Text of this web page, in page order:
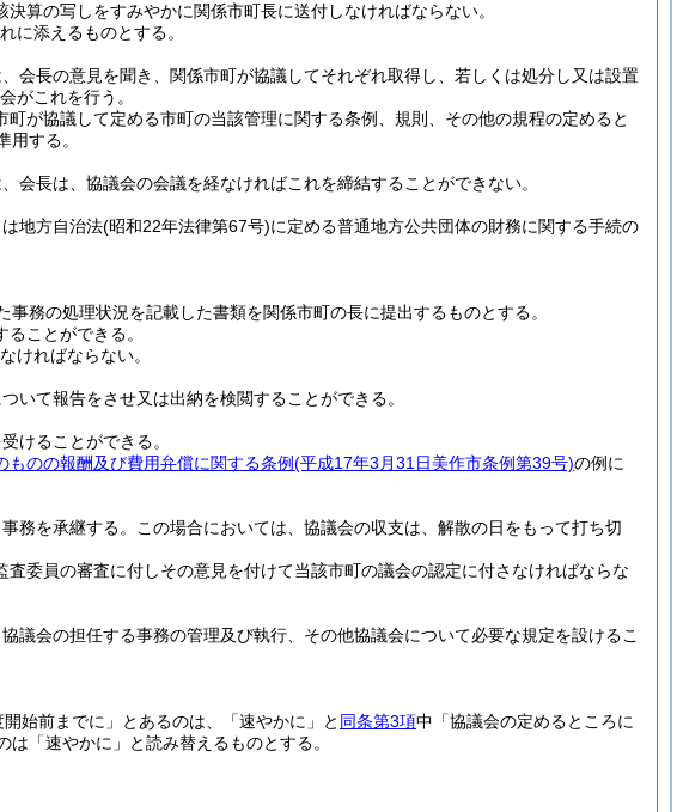
算の写しをすみやかに関係市町長に送付しなければならない。
に添えるものとする。
会長の意見を聞き、関係市町が協議してそれぞれ取得し、若しくは処分し又は設置
がこれを行う。
が協議して定める市町の当該管理に関する条例、規則、その他の規程の定めると
用する。
長は、協議会の会議を経なければこれを締結することができない。
地方自治法(昭和22年法律第67号)に定める普通地方公共団体の財務に関する手続の
務の処理状況を記載した書類を関係市町の長に提出するものとする。
ことができる。
ければならない。
いて報告をさせ又は出納を検閲することができる。
けることができる。
ものの報酬及び費用弁償に関する条例(平成17年3月31日美作市条例第39号)の例に
務を承継する。
この場合においては、協議会の収支は、解散の日をもって打ち切
委員の審査に付しその意見を付けて当該市町の議会の認定に付さなければならな
議会の担任する事務の管理及び執行、その他協議会について必要な規定を設けるこ
始前までに」とあるのは、「速やかに」と 同条第3項中「協議会の定めるところに
は「速やかに」と読み替えるものとする。